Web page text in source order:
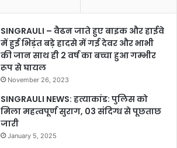
SINGRAULI – वैढन जाते हुए बाइक और हाईवे
में हुई भिड़ंत बड़े हादसे में गई देवर और भाभी
की जान साथ ही 2 वर्ष का बच्चा हुआ गम्भीर
रूप से घायल
November 26, 2023
SINGRAULI NEWS: हत्याकांड: पुलिस को
मिला महत्वपूर्ण सुराग, 03 संदिग्ध से पूछताछ
जारी
January 5, 2025